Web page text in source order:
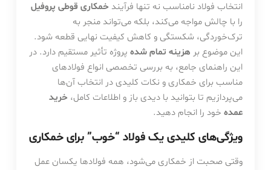
انتخاب فولاد نامناسب نه تنها فرآیند خمکاری قوطی پروفیل
را با چالش مواجه می‌کند، بلکه می‌تواند منجر به
ترک‌خوردگی، شکستگی و کاهش کیفیت نهایی قطعه شود.
این موضوع بر هزینه تمام شدهپروژه تأثیر مستقیم دارد. در
این راهنمای جامع، به بررسی تخصصی انواع فولادهای
مناسب برای خمکاری و نکات کلیدی در انتخاب آن‌ها
می‌پردازیم تا بتوانید با دیدی باز و اطلاعات کامل، خرید
عمدهخود را انجام دهید.
ویژگی‌های کلیدی یک فولاد “خوب” برای خمکاری
وقتی صحبت از خمکاری می‌شود، همه فولادها یکسان عمل